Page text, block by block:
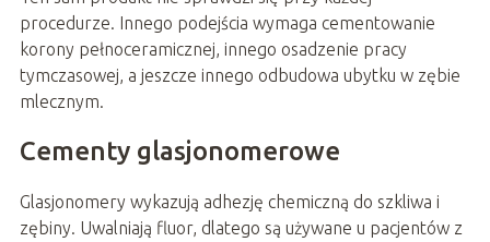
procedurze. Innego podejścia wymaga cementowanie
korony pełnoceramicznej, innego osadzenie pracy
tymczasowej, a jeszcze innego odbudowa ubytku w zębie
mlecznym.
Cementy glasjonomerowe
Glasjonomery wykazują adhezję chemiczną do szkliwa i
zębiny. Uwalniają fluor, dlatego są używane u pacjentów z